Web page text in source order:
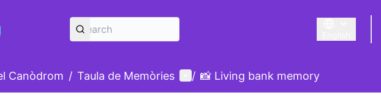
Triar la llengua
Canòdrom / Taula de Memòries User menu
/ 📸 Living bank memory